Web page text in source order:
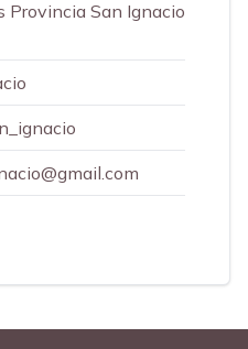
Provincia San Ignacio